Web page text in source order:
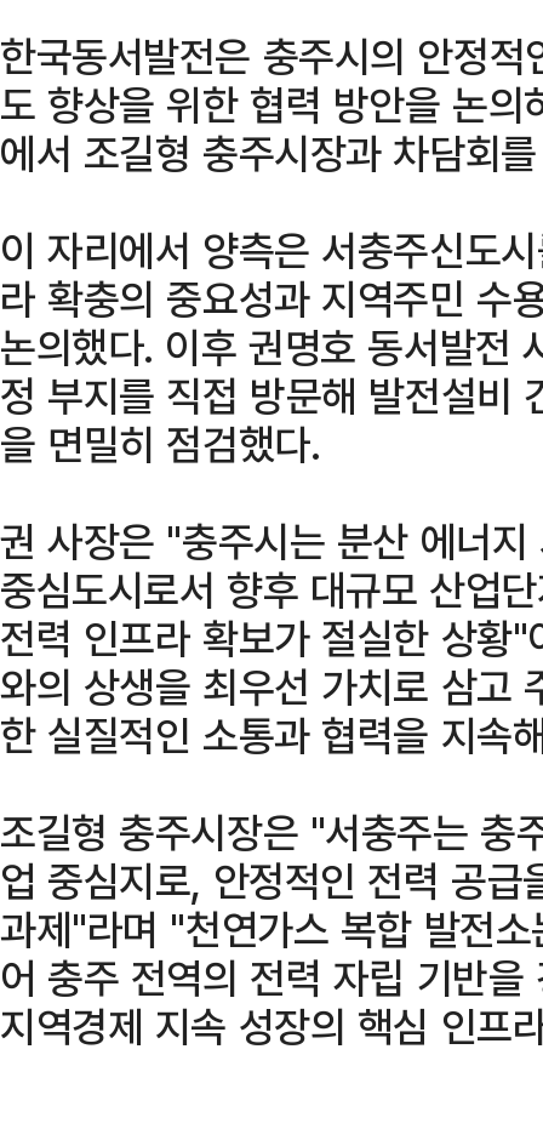
한국동서발전은 충주시의 안정
도 향상을 위한 협력 방안을 논
에서 조길형 충주시장과 차담회
이 자리에서 양측은 서충주신도
라 확충의 중요성과 지역주민 수
논의했다. 이후 권명호 동서발전
정 부지를 직접 방문해 발전설비
을 면밀히 점검했다.
권 사장은 "충주시는 분산 에너
중심도시로서 향후 대규모 산업
전력 인프라 확보가 절실한 상황
와의 상생을 최우선 가치로 삼고
한 실질적인 소통과 협력을 지속
조길형 충주시장은 "서충주는 충
업 중심지로, 안정적인 전력 공
과제"라며 "천연가스 복합 발전
어 충주 전역의 전력 자립 기반
지역경제 지속 성장의 핵심 인프